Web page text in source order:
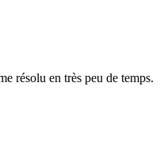
résolu en très peu de temps.